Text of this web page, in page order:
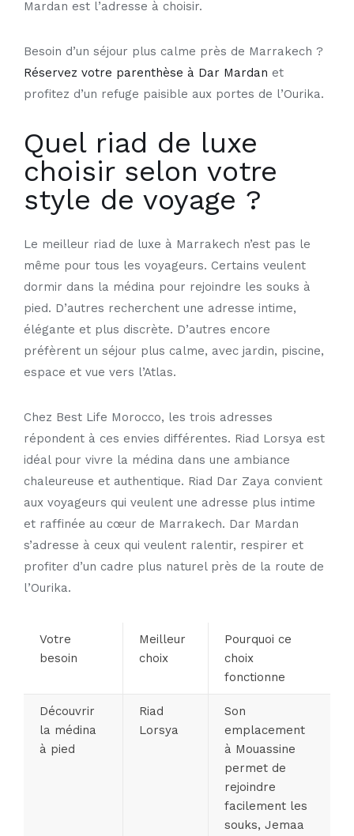
Mardan est l’adresse à choisir.
Besoin d’un séjour plus calme près de Marrakech ?
Réservez votre parenthèse à Dar Mardan et
profitez d’un refuge paisible aux portes de l’Ourika.
Quel riad de luxe
choisir selon votre
style de voyage ?
Le meilleur riad de luxe à Marrakech n’est pas le
même pour tous les voyageurs. Certains veulent
dormir dans la médina pour rejoindre les souks à
pied. D’autres recherchent une adresse intime,
élégante et plus discrète. D’autres encore
préfèrent un séjour plus calme, avec jardin, piscine,
espace et vue vers l’Atlas.
Chez Best Life Morocco, les trois adresses
répondent à ces envies différentes. Riad Lorsya est
idéal pour vivre la médina dans une ambiance
chaleureuse et authentique. Riad Dar Zaya convient
aux voyageurs qui veulent une adresse plus intime
et raffinée au cœur de Marrakech. Dar Mardan
s’adresse à ceux qui veulent ralentir, respirer et
profiter d’un cadre plus naturel près de la route de
l’Ourika.
Votre
besoin
Meilleur
choix
Pourquoi ce
choix
fonctionne
Découvrir
la médina
à pied
Riad
Lorsya
Son
emplacement
à Mouassine
permet de
rejoindre
facilement les
souks, Jemaa